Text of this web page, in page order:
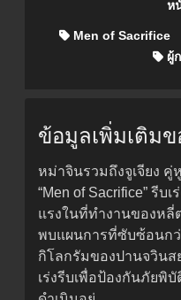
ห
Men of Sacrifice
ผู้ก
ข้อมูลเพิ่มเติมข
หม่าจินรวมถึงจูเจียง คู่
“Men of Sacrifice” รีบ
แรงในที่ทำงานของหลี่
พบแผนการที่ซับซ้อนกว่
กิโลกรัมของปานจวินส
เร่งรีบเพื่อป้องกันภัยพิ